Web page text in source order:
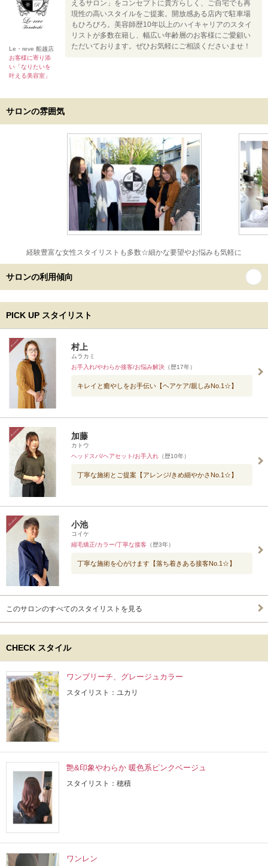
Le・reve 船越店
お客様に寄り添
い「なりたいを
叶える美容室」
えるサロン」をコンセプトに貴方らしく、ご自宅でも再
現性の高いスタイルをご提案。開放感ある店内で駐車場
もひろびろ。美容師歴10年以上のハイキャリアのスタイ
リストが多数在籍し、幅広い年齢層のお客様にご愛顧い
ただいております。ぜひお気軽にご相談くださいませ！
サロンの雰囲気
経験豊富な女性スタイリストも多数☆細かな要望やお悩みも気軽に
サロンの利用傾向
PICK UP スタイリスト
村上
ムラカミ
お手入れ/やわらか接客/お悩み解決 （歴17年）
キレイと癒やしをお手伝い【ヘアケア/親しみNo.1☆】
加藤
カトウ
ヘッドスパ/ヘアセット/お手入れ
（歴10年）
丁寧な施術とご提案【アレンジ/きめ細やかさNo.1☆】
小池
コイケ
縮毛矯正/カラー/丁寧な接客 （歴3年）
丁寧な施術を心がけます【落ち着きある接客No.1☆】
このサロンのすべてのスタイリストを見る
CHECK スタイル
ワンブリーチ、グレージュカラー
スタイリスト：ユカリ
艶&印象やわらか 暖色系ピンクベージュ
スタイリスト：穂積
ワンレン